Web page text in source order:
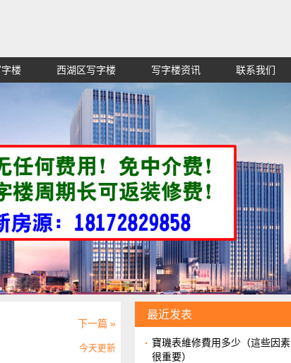
信息网,买纯价格租金便宜,高新区红谷滩西湖东湖青山
楼 西湖区写字楼 写字楼资讯 联系我们
下一篇 »
今天更新
最近发表
​寶璣表維修費用多少（這些因素
很重要）